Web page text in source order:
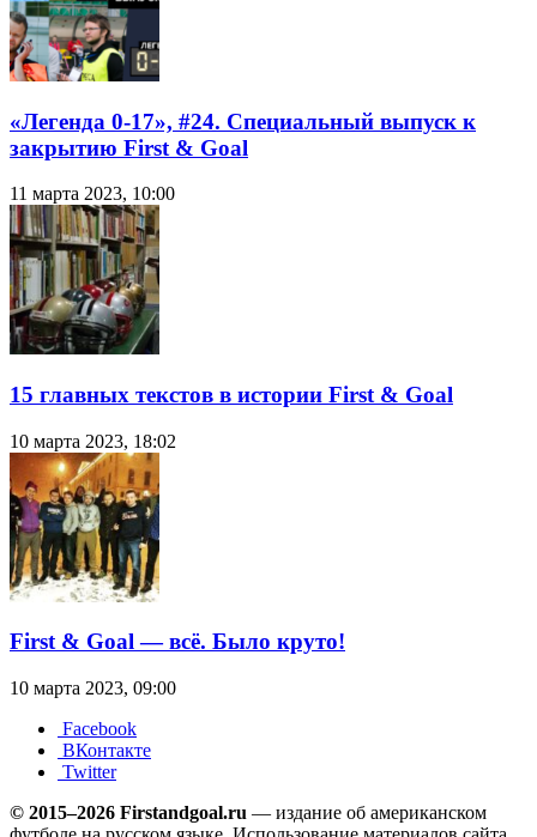
«Легенда 0-17», #24. Специальный выпуск к
закрытию First & Goal
11 марта 2023, 10:00
15 главных текстов в истории First & Goal
10 марта 2023, 18:02
First & Goal — всё. Было круто!
10 марта 2023, 09:00
Facebook
ВКонтакте
Twitter
© 2015–2026 Firstandgoal.ru — издание об американском